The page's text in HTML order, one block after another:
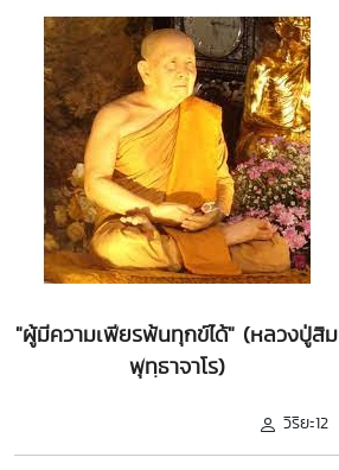
"ผู้มีความเพียรพ้นทุกข์ได้" (หลวงปู่สิม
พุทฺธาจาโร)
วิริยะ12